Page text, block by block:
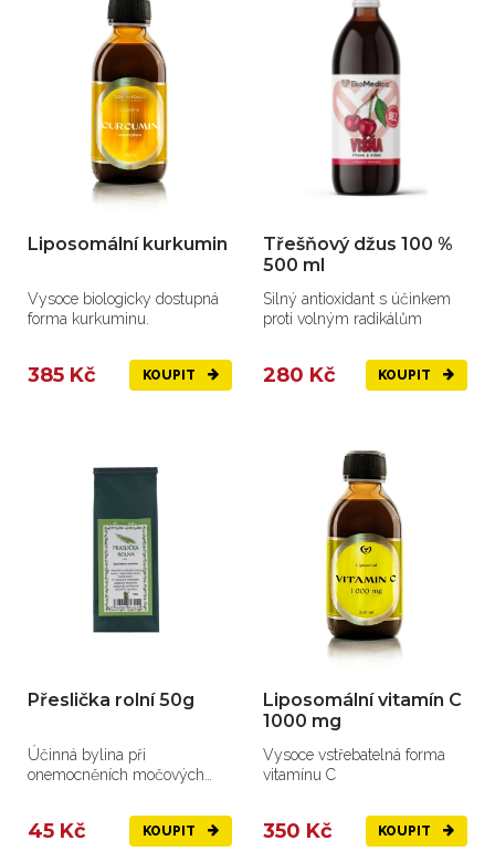
Liposomální kurkumin
Vysoce biologicky dostupná
forma kurkuminu.
385 Kč KOUPIT
Třešňový džus 100 %
500 ml
Silný antioxidant s účinkem
proti volným radikálům
280 Kč KOUPIT
Přeslička rolní 50g
Účinná bylina při
onemocněních močových
45 Kč KOUPIT
Liposomální vitamín C
1000 mg
Vysoce vstřebatelná forma
vitamínu C
350 Kč KOUPIT